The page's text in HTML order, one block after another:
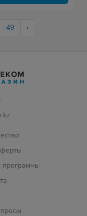
49 ›
программы